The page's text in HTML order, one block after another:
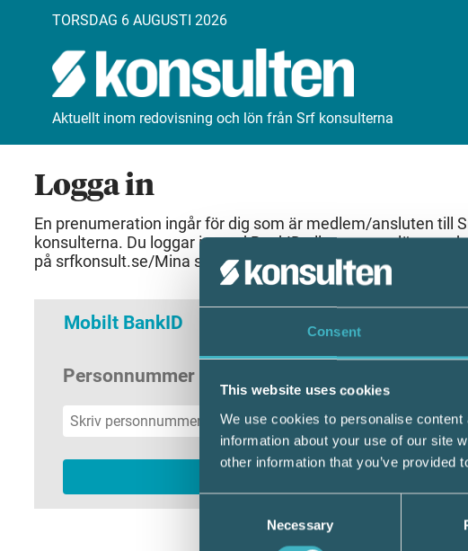
Consent
This website uses cookies
We use cookies to personalise
information about your use of our site
other information that you’ve provided
Necessary
TORSDAG 6 AUGUSTI 2026
Aktuellt inom redovisning och lön från Srf konsulterna
Logga in
En prenumeration ingår för dig som är medlem/ansluten till
konsulterna. Du loggar in med BankID eller samma lösenord
på srfkonsult.se/Mina sidor
Mobilt BankID Lösenord
Personnummer